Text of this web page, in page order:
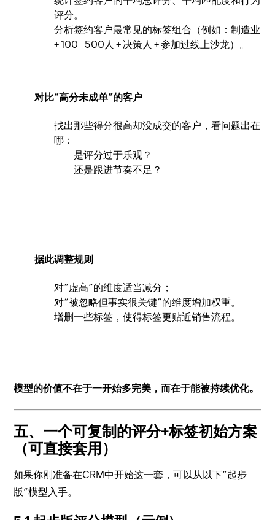
评分。
分析签约客户最常见的标签组合（例如：制造业
+ 100–500人 + 决策人 + 参加过线上沙龙）。
对比“高分未成单”的客户
找出那些得分很高却没成交的客户，看问题出在
哪：
是评分过于乐观？
还是跟进节奏不足？
据此调整规则
对“虚高”的维度适当减分；
对“被忽略但事实很关键”的维度增加权重。
增删一些标签，使得标签更贴近销售流程。
模型的价值不在于一开始多完美，而在于能被持续优化。
五、一个可复制的评分+标签初始方案
（可直接套用）
如果你刚准备在CRM中开始这一套，可以从以下“起步
版”模型入手。